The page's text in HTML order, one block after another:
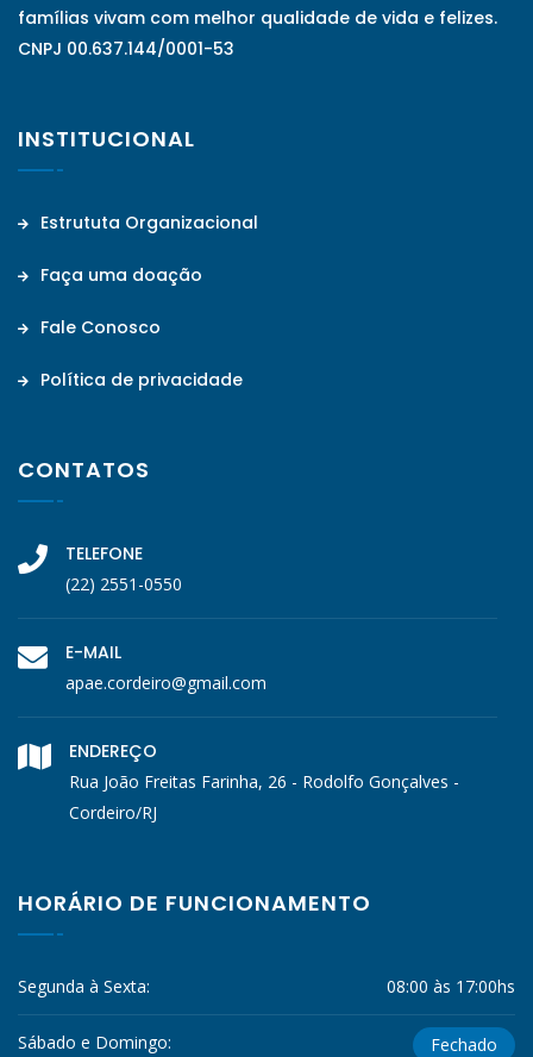
famílias vivam com melhor qualidade de vida e felizes.
CNPJ 00.637.144/0001-53
INSTITUCIONAL
Estrututa Organizacional
Faça uma doação
Fale Conosco
Política de privacidade
CONTATOS
TELEFONE
(22) 2551-0550
E-MAIL
apae.cordeiro@gmail.com
ENDEREÇO
Rua João Freitas Farinha, 26 - Rodolfo Gonçalves -
Cordeiro/RJ
HORÁRIO DE FUNCIONAMENTO
Segunda à Sexta: 08:00 às 17:00hs
Sábado e Domingo: Fechado